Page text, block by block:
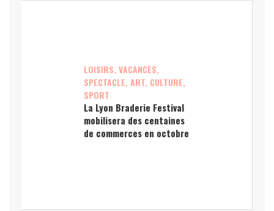
LOISIRS, VACANCES,
SPECTACLE, ART, CULTURE,
SPORT
La Lyon Braderie Festival
mobilisera des centaines
de commerces en octobre